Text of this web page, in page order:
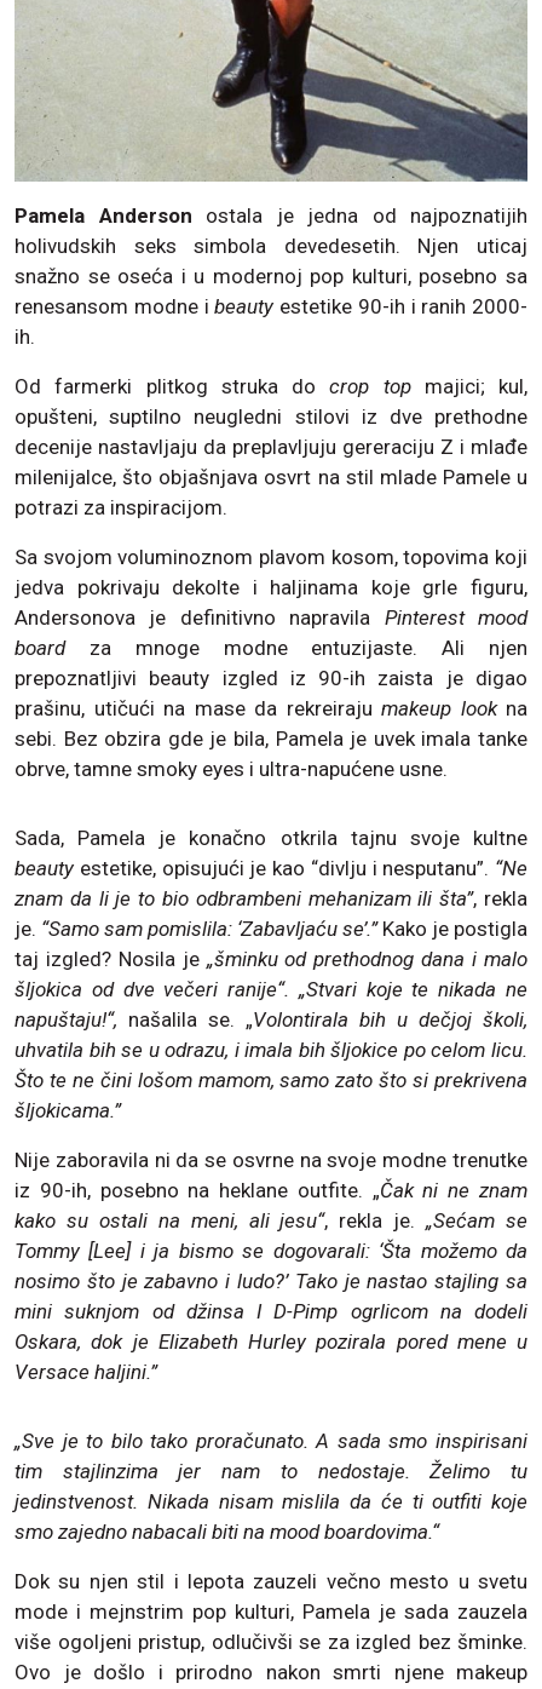
Pamela Anderson ostala je jedna od najpoznatijih
holivudskih seks simbola devedesetih. Njen uticaj
snažno se oseća i u modernoj pop kulturi, posebno sa
renesansom modne ibeauty estetike 90-ih i ranih 2000-
ih.
Od farmerki plitkog struka docrop topmajici; kul,
opušteni, suptilno neugledni stilovi iz dve prethodne
decenije nastavljaju da preplavljuju gereraciju Z i mlađe
milenijalce, što objašnjava osvrt na stil mlade Pamele u
potrazi za inspiracijom.
Sa svojom voluminoznom plavom kosom, topovima koji
jedva pokrivaju dekolte i haljinama koje grle figuru,
Andersonova je definitivno napravila Pinterest mood
boardza mnoge modne entuzijaste. Ali njen
prepoznatljivi beauty izgled iz 90-ih zaista je digao
prašinu, utičući na mase da rekreiraju makeup lookna
sebi. Bez obzira gde je bila, Pamela je uvek imala tanke
obrve, tamne smoky eyes i ultra-napućene usne.
Sada, Pamela je konačno otkrila tajnu svoje kultne
beauty estetike, opisujući je kao “divlju i nesputanu”. “Ne
znam da li je to bio odbrambeni mehanizam ili šta”, rekla
je. “Samo sam pomislila: ‘Zabavljaću se’.”Kako je postigla
taj izgled? Nosila je „šminku od prethodnog dana i malo
šljokica od dve večeri ranije“. „Stvari koje te nikada ne
napuštaju!“, našalila se. „Volontirala bih u dečjoj školi,
uhvatila bih se u odrazu, i imala bih šljokice po celom licu.
Što te ne čini lošom mamom, samo zato što si prekrivena
šljokicama.”
Nije zaboravila ni da se osvrne na svoje modne trenutke
iz 90-ih, posebno na heklane outfite. „Čak ni ne znam
kako su ostali na meni, ali jesu“, rekla je.„Sećam se
Tommy [Lee] i ja bismo se dogovarali: ‘Šta možemo da
nosimo što je zabavno i ludo?’ Tako je nastao stajling sa
mini suknjom od džinsa I D-Pimp ogrlicom na dodeli
Oskara, dok je Elizabeth Hurley pozirala pored mene u
Versace haljini.”
„Sve je to bilo tako proračunato. A sada smo inspirisani
tim stajlinzima jer nam to nedostaje. Želimo tu
jedinstvenost. Nikada nisam mislila da će ti outfiti koje
smo zajedno nabacali biti na mood boardovima.“
Dok su njen stil i lepota zauzeli večno mesto u svetu
mode i mejnstrim pop kulturi, Pamela je sada zauzela
više ogoljeni pristup, odlučivši se za izgled bez šminke.
Ovo je došlo i prirodno nakon smrti njene makeup